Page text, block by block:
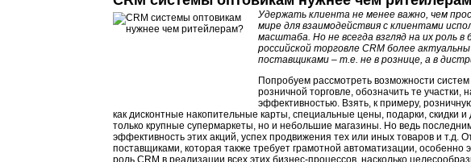
Удержать клиента не менее важно, чем
мире для взаимодействия с клиентами
масштаба. Но не всегда взгляд на их роль
российской торговле CRM более
поставщиками – т.е. не в рознице, а в
Попробуем рассмотреть возможности
розничной торговле, обозначить те
эффективностью. Взять, к примеру,
как дисконтные накопительные карты, специальные цены, подарки, скидки
только крупные супермаркеты, но и небольшие магазины. Но ведь
эффективность этих акций, успех продвижения тех или иных товаров и т.д.
поставщиками, которая также требует грамотной автоматизации, особенно
роль CRM в реализации всех этих бизнес-процессов, насколько